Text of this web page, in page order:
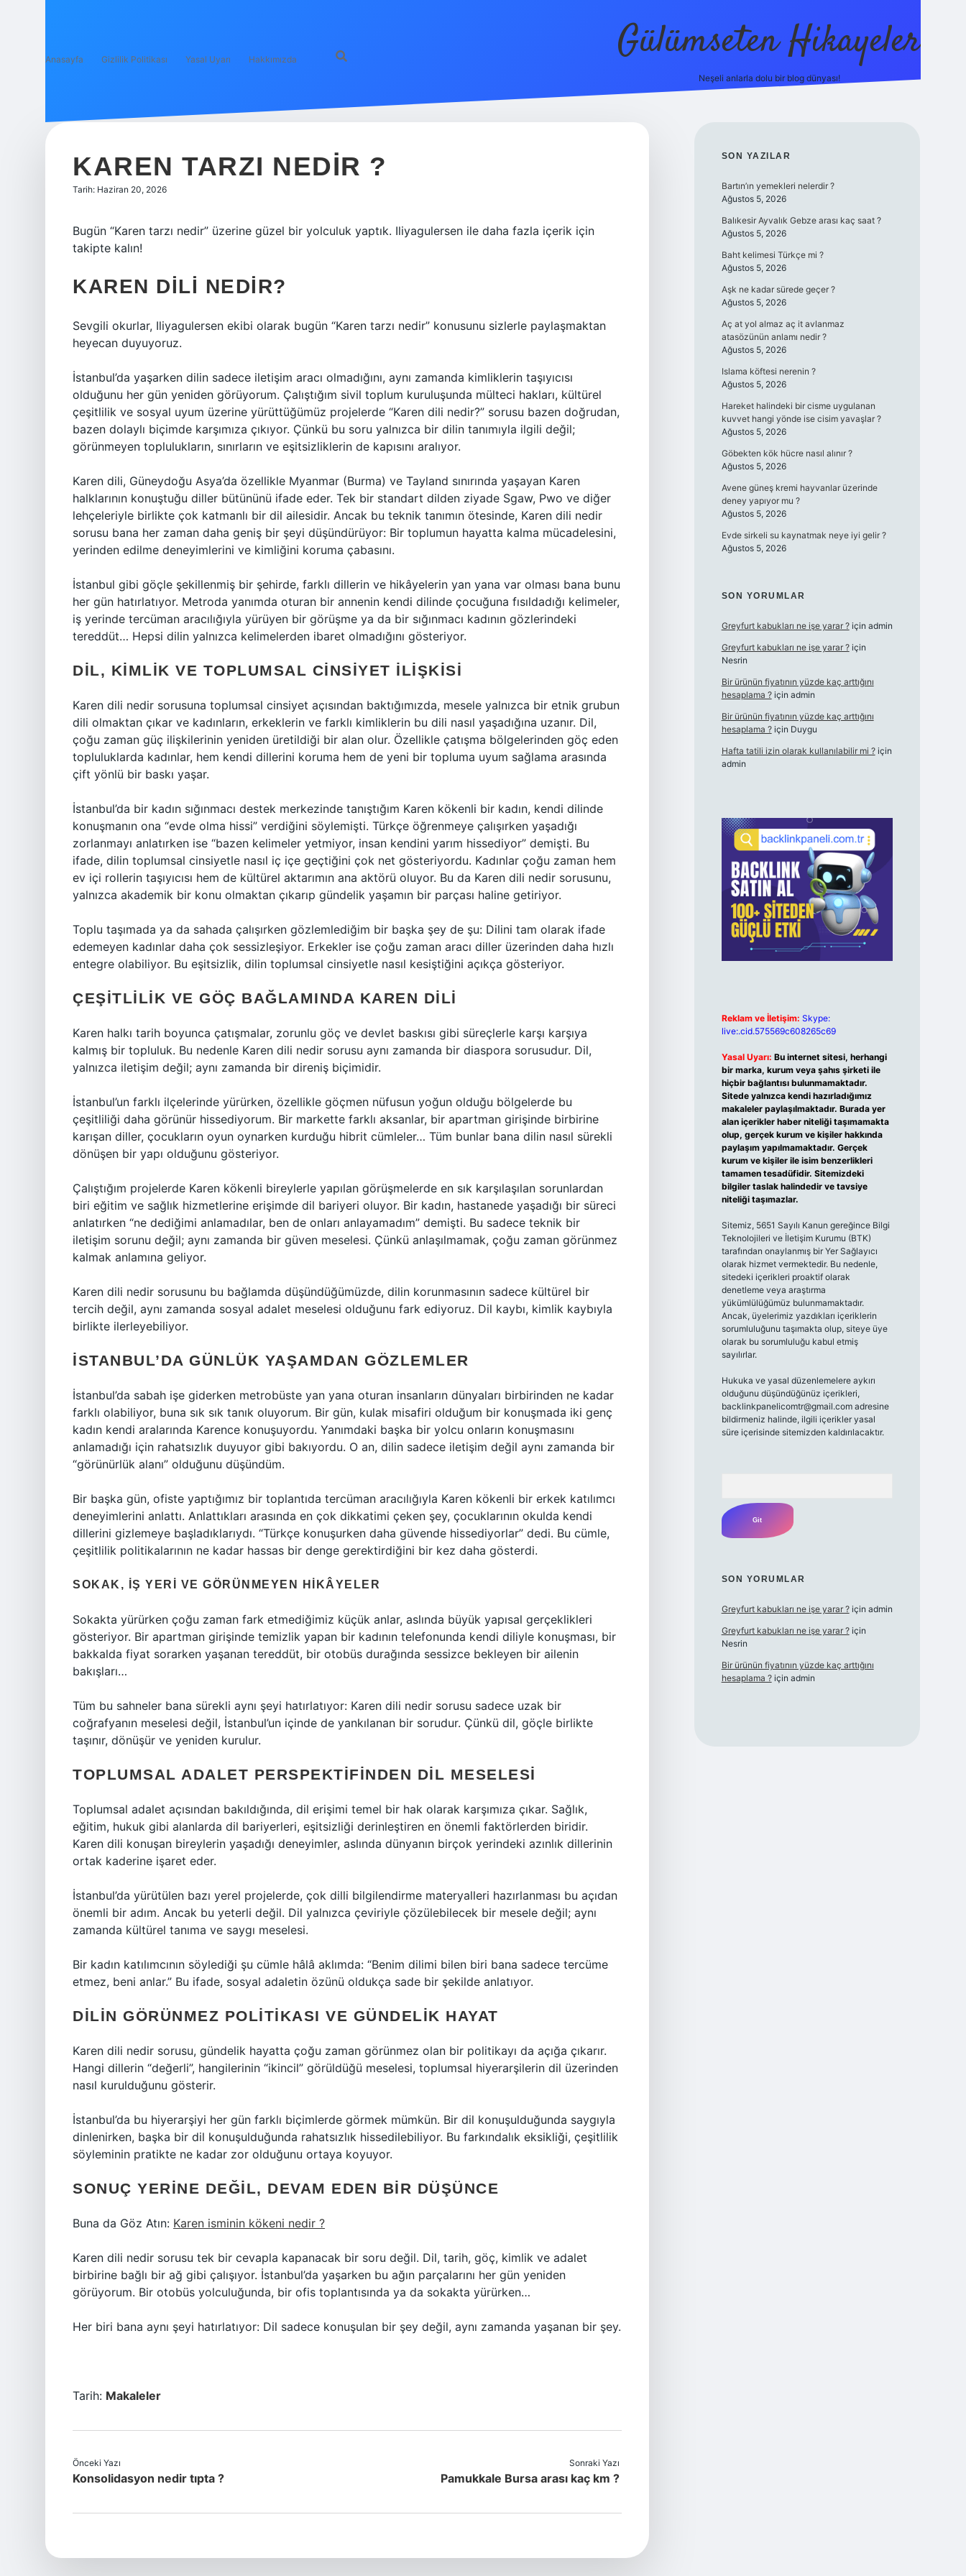
Anasayfa Gizlilik Politikası Yasal Uyarı Hakkımızda Gülümseten Hikayeler
Neşeli anlarla dolu bir blog dünyası!
KAREN TARZI NEDIR ?
Tarih: Haziran 20, 2026
Bugün “Karen tarzı nedir” üzerine güzel bir yolculuk yaptık. Iliyagulersen ile daha fazla içerik için
takipte kalın!
KAREN DILI NEDIR?
Sevgili okurlar, Iliyagulersen ekibi olarak bugün “Karen tarzı nedir” konusunu sizlerle paylaşmaktan
heyecan duyuyoruz.
İstanbul’da yaşarken dilin sadece iletişim aracı olmadığını, aynı zamanda kimliklerin taşıyıcısı
olduğunu her gün yeniden görüyorum. Çalıştığım sivil toplum kuruluşunda mülteci hakları, kültürel
çeşitlilik ve sosyal uyum üzerine yürüttüğümüz projelerde “Karen dili nedir?” sorusu bazen doğrudan,
bazen dolaylı biçimde karşımıza çıkıyor. Çünkü bu soru yalnızca bir dilin tanımıyla ilgili değil;
görünmeyen toplulukların, sınırların ve eşitsizliklerin de kapısını aralıyor.
Karen dili, Güneydoğu Asya’da özellikle Myanmar (Burma) ve Tayland sınırında yaşayan Karen
halklarının konuştuğu diller bütününü ifade eder. Tek bir standart dilden ziyade Sgaw, Pwo ve diğer
lehçeleriyle birlikte çok katmanlı bir dil ailesidir. Ancak bu teknik tanımın ötesinde, Karen dili nedir
sorusu bana her zaman daha geniş bir şeyi düşündürüyor: Bir toplumun hayatta kalma mücadelesini,
yerinden edilme deneyimlerini ve kimliğini koruma çabasını.
İstanbul gibi göçle şekillenmiş bir şehirde, farklı dillerin ve hikâyelerin yan yana var olması bana bunu
her gün hatırlatıyor. Metroda yanımda oturan bir annenin kendi dilinde çocuğuna fısıldadığı kelimeler,
iş yerinde tercüman aracılığıyla yürüyen bir görüşme ya da bir sığınmacı kadının gözlerindeki
tereddüt… Hepsi dilin yalnızca kelimelerden ibaret olmadığını gösteriyor.
DIL, KIMLIK VE TOPLUMSAL CINSIYET ILIŞKISI
Karen dili nedir sorusuna toplumsal cinsiyet açısından baktığımızda, mesele yalnızca bir etnik grubun
dili olmaktan çıkar ve kadınların, erkeklerin ve farklı kimliklerin bu dili nasıl yaşadığına uzanır. Dil,
çoğu zaman güç ilişkilerinin yeniden üretildiği bir alan olur. Özellikle çatışma bölgelerinden göç eden
topluluklarda kadınlar, hem kendi dillerini koruma hem de yeni bir topluma uyum sağlama arasında
çift yönlü bir baskı yaşar.
İstanbul’da bir kadın sığınmacı destek merkezinde tanıştığım Karen kökenli bir kadın, kendi dilinde
konuşmanın ona “evde olma hissi” verdiğini söylemişti. Türkçe öğrenmeye çalışırken yaşadığı
zorlanmayı anlatırken ise “bazen kelimeler yetmiyor, insan kendini yarım hissediyor” demişti. Bu
ifade, dilin toplumsal cinsiyetle nasıl iç içe geçtiğini çok net gösteriyordu. Kadınlar çoğu zaman hem
ev içi rollerin taşıyıcısı hem de kültürel aktarımın ana aktörü oluyor. Bu da Karen dili nedir sorusunu,
yalnızca akademik bir konu olmaktan çıkarıp gündelik yaşamın bir parçası haline getiriyor.
Toplu taşımada ya da sahada çalışırken gözlemlediğim bir başka şey de şu: Dilini tam olarak ifade
edemeyen kadınlar daha çok sessizleşiyor. Erkekler ise çoğu zaman aracı diller üzerinden daha hızlı
entegre olabiliyor. Bu eşitsizlik, dilin toplumsal cinsiyetle nasıl kesiştiğini açıkça gösteriyor.
ÇEŞITLILIK VE GÖÇ BAĞLAMINDA KAREN DILI
Karen halkı tarih boyunca çatışmalar, zorunlu göç ve devlet baskısı gibi süreçlerle karşı karşıya
kalmış bir topluluk. Bu nedenle Karen dili nedir sorusu aynı zamanda bir diaspora sorusudur. Dil,
yalnızca iletişim değil; aynı zamanda bir direniş biçimidir.
İstanbul’un farklı ilçelerinde yürürken, özellikle göçmen nüfusun yoğun olduğu bölgelerde bu
çeşitliliği daha görünür hissediyorum. Bir markette farklı aksanlar, bir apartman girişinde birbirine
karışan diller, çocukların oyun oynarken kurduğu hibrit cümleler… Tüm bunlar bana dilin nasıl sürekli
dönüşen bir yapı olduğunu gösteriyor.
Çalıştığım projelerde Karen kökenli bireylerle yapılan görüşmelerde en sık karşılaşılan sorunlardan
biri eğitim ve sağlık hizmetlerine erişimde dil bariyeri oluyor. Bir kadın, hastanede yaşadığı bir süreci
anlatırken “ne dediğimi anlamadılar, ben de onları anlayamadım” demişti. Bu sadece teknik bir
iletişim sorunu değil; aynı zamanda bir güven meselesi. Çünkü anlaşılmamak, çoğu zaman görünmez
kalmak anlamına geliyor.
Karen dili nedir sorusunu bu bağlamda düşündüğümüzde, dilin korunmasının sadece kültürel bir
tercih değil, aynı zamanda sosyal adalet meselesi olduğunu fark ediyoruz. Dil kaybı, kimlik kaybıyla
birlikte ilerleyebiliyor.
İSTANBUL’DA GÜNLÜK YAŞAMDAN GÖZLEMLER
İstanbul’da sabah işe giderken metrobüste yan yana oturan insanların dünyaları birbirinden ne kadar
farklı olabiliyor, buna sık sık tanık oluyorum. Bir gün, kulak misafiri olduğum bir konuşmada iki genç
kadın kendi aralarında Karence konuşuyordu. Yanımdaki başka bir yolcu onların konuşmasını
anlamadığı için rahatsızlık duyuyor gibi bakıyordu. O an, dilin sadece iletişim değil aynı zamanda bir
“görünürlük alanı” olduğunu düşündüm.
Bir başka gün, ofiste yaptığımız bir toplantıda tercüman aracılığıyla Karen kökenli bir erkek katılımcı
deneyimlerini anlattı. Anlattıkları arasında en çok dikkatimi çeken şey, çocuklarının okulda kendi
dillerini gizlemeye başladıklarıydı. “Türkçe konuşurken daha güvende hissediyorlar” dedi. Bu cümle,
çeşitlilik politikalarının ne kadar hassas bir denge gerektirdiğini bir kez daha gösterdi.
SOKAK, IŞ YERI VE GÖRÜNMEYEN HIKÂYELER
Sokakta yürürken çoğu zaman fark etmediğimiz küçük anlar, aslında büyük yapısal gerçeklikleri
gösteriyor. Bir apartman girişinde temizlik yapan bir kadının telefonunda kendi diliyle konuşması, bir
bakkalda fiyat sorarken yaşanan tereddüt, bir otobüs durağında sessizce bekleyen bir ailenin
bakışları…
Tüm bu sahneler bana sürekli aynı şeyi hatırlatıyor: Karen dili nedir sorusu sadece uzak bir
coğrafyanın meselesi değil, İstanbul’un içinde de yankılanan bir sorudur. Çünkü dil, göçle birlikte
taşınır, dönüşür ve yeniden kurulur.
TOPLUMSAL ADALET PERSPEKTIFINDEN DIL MESELESI
Toplumsal adalet açısından bakıldığında, dil erişimi temel bir hak olarak karşımıza çıkar. Sağlık,
eğitim, hukuk gibi alanlarda dil bariyerleri, eşitsizliği derinleştiren en önemli faktörlerden biridir.
Karen dili konuşan bireylerin yaşadığı deneyimler, aslında dünyanın birçok yerindeki azınlık dillerinin
ortak kaderine işaret eder.
İstanbul’da yürütülen bazı yerel projelerde, çok dilli bilgilendirme materyalleri hazırlanması bu açıdan
önemli bir adım. Ancak bu yeterli değil. Dil yalnızca çeviriyle çözülebilecek bir mesele değil; aynı
zamanda kültürel tanıma ve saygı meselesi.
Bir kadın katılımcının söylediği şu cümle hâlâ aklımda: “Benim dilimi bilen biri bana sadece tercüme
etmez, beni anlar.” Bu ifade, sosyal adaletin özünü oldukça sade bir şekilde anlatıyor.
DILIN GÖRÜNMEZ POLITIKASI VE GÜNDELIK HAYAT
Karen dili nedir sorusu, gündelik hayatta çoğu zaman görünmez olan bir politikayı da açığa çıkarır.
Hangi dillerin “değerli”, hangilerinin “ikincil” görüldüğü meselesi, toplumsal hiyerarşilerin dil üzerinden
nasıl kurulduğunu gösterir.
İstanbul’da bu hiyerarşiyi her gün farklı biçimlerde görmek mümkün. Bir dil konuşulduğunda saygıyla
dinlenirken, başka bir dil konuşulduğunda rahatsızlık hissedilebiliyor. Bu farkındalık eksikliği, çeşitlilik
söyleminin pratikte ne kadar zor olduğunu ortaya koyuyor.
SONUÇ YERINE DEĞIL, DEVAM EDEN BIR DÜŞÜNCE
Buna da Göz Atın: Karen isminin kökeni nedir ?
Karen dili nedir sorusu tek bir cevapla kapanacak bir soru değil. Dil, tarih, göç, kimlik ve adalet
birbirine bağlı bir ağ gibi çalışıyor. İstanbul’da yaşarken bu ağın parçalarını her gün yeniden
görüyorum. Bir otobüs yolculuğunda, bir ofis toplantısında ya da sokakta yürürken…
Her biri bana aynı şeyi hatırlatıyor: Dil sadece konuşulan bir şey değil, aynı zamanda yaşanan bir şey.
Tarih: Makaleler
Önceki Yazı
Konsolidasyon nedir tıpta ?
Sonraki Yazı
Pamukkale Bursa arası kaç km ?
SIDEBAR
SON YAZILAR
Bartın’ın yemekleri nelerdir ?
Ağustos 5, 2026
Balıkesir Ayvalık Gebze arası kaç saat ?
Ağustos 5, 2026
Baht kelimesi Türkçe mi ?
Ağustos 5, 2026
Aşk ne kadar sürede geçer ?
Ağustos 5, 2026
Aç at yol almaz aç it avlanmaz
atasözünün anlamı nedir ?
Ağustos 5, 2026
Islama köftesi nerenin ?
Ağustos 5, 2026
Hareket halindeki bir cisme uygulanan
kuvvet hangi yönde ise cisim yavaşlar ?
Ağustos 5, 2026
Göbekten kök hücre nasıl alınır ?
Ağustos 5, 2026
Avene güneş kremi hayvanlar üzerinde
deney yapıyor mu ?
Ağustos 5, 2026
Evde sirkeli su kaynatmak neye iyi gelir ?
Ağustos 5, 2026
SON YORUMLAR
Greyfurt kabukları ne işe yarar ?için admin
Greyfurt kabukları ne işe yarar ?için
Nesrin
Bir ürünün fiyatının yüzde kaç arttığını
hesaplama ?için admin
Bir ürünün fiyatının yüzde kaç arttığını
hesaplama ?için Duygu
Hafta tatili izin olarak kullanılabilir mi ?için
admin
Reklam ve İletişim: Skype:
live:.cid.575569c608265c69
Yasal Uyarı: Bu internet sitesi, herhangi
bir marka, kurum veya şahıs şirketi ile
hiçbir bağlantısı bulunmamaktadır.
Sitede yalnızca kendi hazırladığımız
makaleler paylaşılmaktadır. Burada yer
alan içerikler haber niteliği taşımamakta
olup, gerçek kurum ve kişiler hakkında
paylaşım yapılmamaktadır. Gerçek
kurum ve kişiler ile isim benzerlikleri
tamamen tesadüfidir. Sitemizdeki
bilgiler taslak halindedir ve tavsiye
niteliği taşımazlar.
Sitemiz, 5651 Sayılı Kanun gereğince Bilgi
Teknolojileri ve İletişim Kurumu (BTK)
tarafından onaylanmış bir Yer Sağlayıcı
olarak hizmet vermektedir. Bu nedenle,
sitedeki içerikleri proaktif olarak
denetleme veya araştırma
yükümlülüğümüz bulunmamaktadır.
Ancak, üyelerimiz yazdıkları içeriklerin
sorumluluğunu taşımakta olup, siteye üye
olarak bu sorumluluğu kabul etmiş
sayılırlar.
Hukuka ve yasal düzenlemelere aykırı
olduğunu düşündüğünüz içerikleri,
backlinkpanelicomtr@gmail.comadresine
bildirmeniz halinde, ilgili içerikler yasal
süre içerisinde sitemizden kaldırılacaktır.
SON YORUMLAR
Greyfurt kabukları ne işe yarar ?için admin
Greyfurt kabukları ne işe yarar ?için
Nesrin
Bir ürünün fiyatının yüzde kaç arttığını
hesaplama ?için admin